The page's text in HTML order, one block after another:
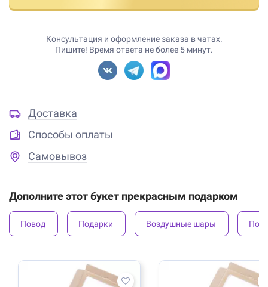
Консультация и оформление заказа в чатах.
Пишите! Время ответа не более 5 минут.
Доставка
Способы оплаты
Самовывоз
Дополните этот букет прекрасным подарком
Повод Подарки Воздушные шары